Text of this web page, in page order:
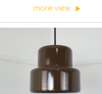
more view